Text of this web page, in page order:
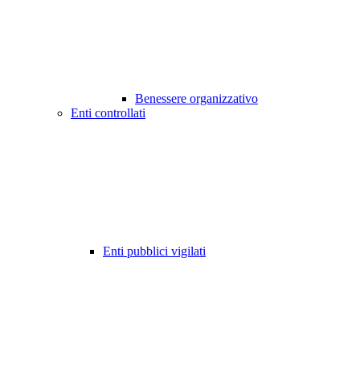
Benessere organizzativo
Enti controllati
Enti pubblici vigilati